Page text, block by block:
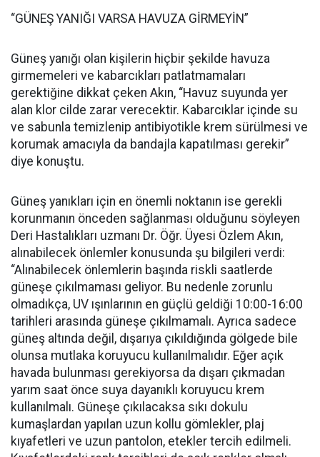
“GÜNEŞ YANIĞI VARSA HAVUZA GİRMEYİN”
Güneş yanığı olan kişilerin hiçbir şekilde havuza
girmemeleri ve kabarcıkları patlatmamaları
gerektiğine dikkat çeken Akın, “Havuz suyunda yer
alan klor cilde zarar verecektir. Kabarcıklar içinde su
ve sabunla temizlenip antibiyotikle krem sürülmesi ve
korumak amacıyla da bandajla kapatılması gerekir”
diye konuştu.
Güneş yanıkları için en önemli noktanın ise gerekli
korunmanın önceden sağlanması olduğunu söyleyen
Deri Hastalıkları uzmanı Dr. Öğr. Üyesi Özlem Akın,
alınabilecek önlemler konusunda şu bilgileri verdi:
“Alınabilecek önlemlerin başında riskli saatlerde
güneşe çıkılmaması geliyor. Bu nedenle zorunlu
olmadıkça, UV ışınlarının en güçlü geldiği 10:00-16:00
tarihleri arasında güneşe çıkılmamalı. Ayrıca sadece
güneş altında değil, dışarıya çıkıldığında gölgede bile
olunsa mutlaka koruyucu kullanılmalıdır. Eğer açık
havada bulunması gerekiyorsa da dışarı çıkmadan
yarım saat önce suya dayanıklı koruyucu krem
kullanılmalı. Güneşe çıkılacaksa sıkı dokulu
kumaşlardan yapılan uzun kollu gömlekler, plaj
kıyafetleri ve uzun pantolon, etekler tercih edilmeli.